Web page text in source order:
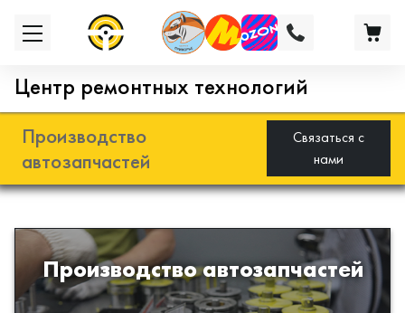
Центр ремонтных технологий
Производство
автозапчастей
Связаться с
нами
Производство автозапчастей
Разработка и производство деталей
из эластомеров для подвески
автомобиля